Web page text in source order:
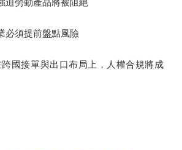
必須提前盤點風險
國接單與出口布局上，人權合規將成